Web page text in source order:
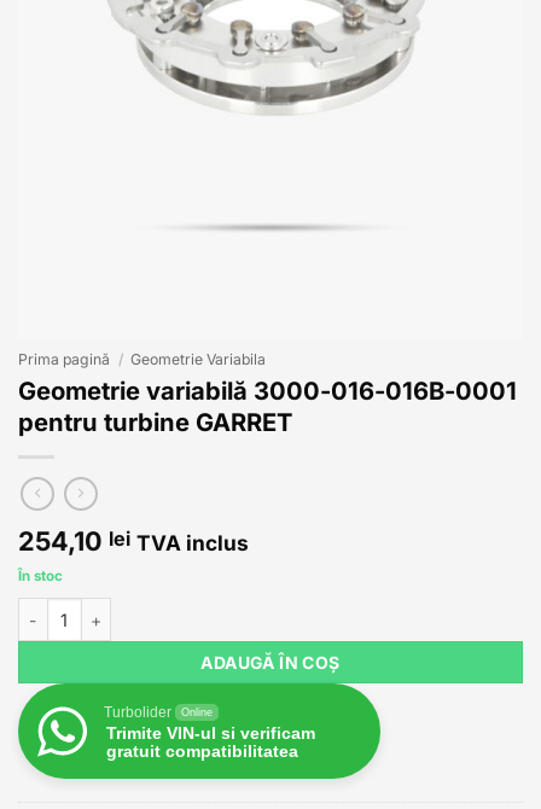
Prima pagină / Geometrie Variabila
Geometrie variabilă 3000-016-016B-0001
pentru turbine GARRET
254,10 lei TVA inclus
În stoc
ADAUGĂ ÎN COȘ
Turbolider Online
Trimite VIN-ul si verificam
gratuit compatibilitatea